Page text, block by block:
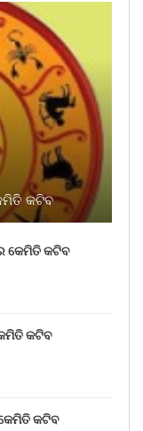
କଟିବ
କେମିତି କଟିବ
କଟିବ
କଟିବ